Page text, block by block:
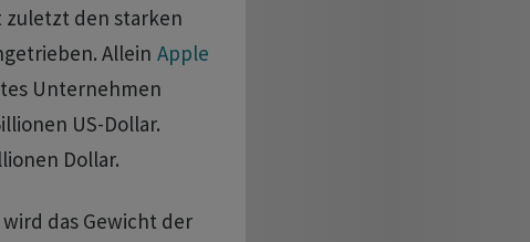
den starken
Allein Apple
Unternehmen
US-Dollar.
Dollar.
das Gewicht der